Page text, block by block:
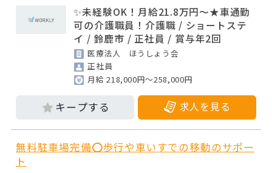
✨未経験OK！月給21.8万円～★車通勤
可の介護職員！介護職 / ショートステ
イ / 鈴鹿市 / 正社員 / 賞与年2回
医療法人 ほうしょう会
正社員
月給 218,000円～258,000円
求人を見る
無料駐車場完備⭕歩行や車いすでの移動のサポー
ト